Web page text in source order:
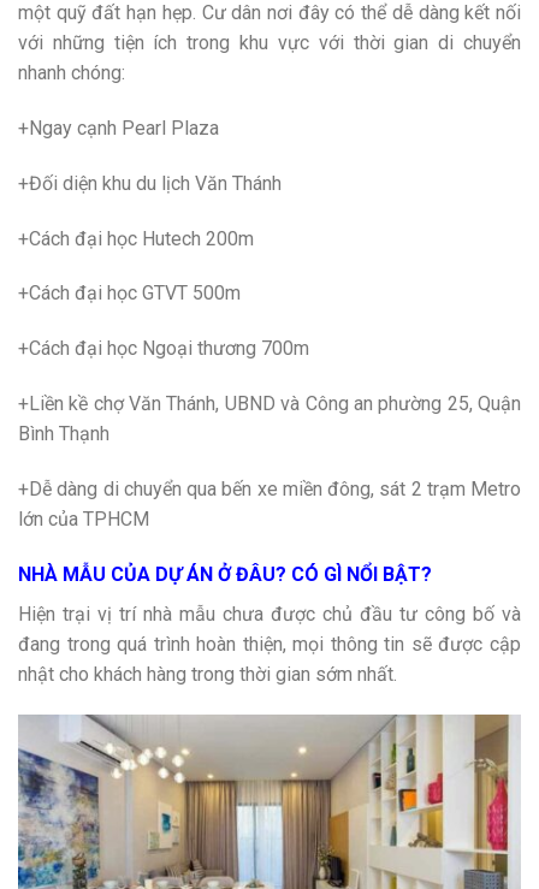
một quỹ đất hạn hẹp. Cư dân nơi đây có thể dễ dàng kết nối
với những tiện ích trong khu vực với thời gian di chuyển
nhanh chóng:
+Ngay cạnh Pearl Plaza
+Đối diện khu du lịch Văn Thánh
+Cách đại học Hutech 200m
+Cách đại học GTVT 500m
+Cách đại học Ngoại thương 700m
+Liền kề chợ Văn Thánh, UBND và Công an phường 25, Quận
Bình Thạnh
+Dễ dàng di chuyển qua bến xe miền đông, sát 2 trạm Metro
lớn của TPHCM
NHÀ MẪU CỦA DỰ ÁN Ở ĐÂU? CÓ GÌ NỔI BẬT?
Hiện trại vị trí nhà mẫu chưa được chủ đầu tư công bố và
đang trong quá trình hoàn thiện, mọi thông tin sẽ được cập
nhật cho khách hàng trong thời gian sớm nhất.